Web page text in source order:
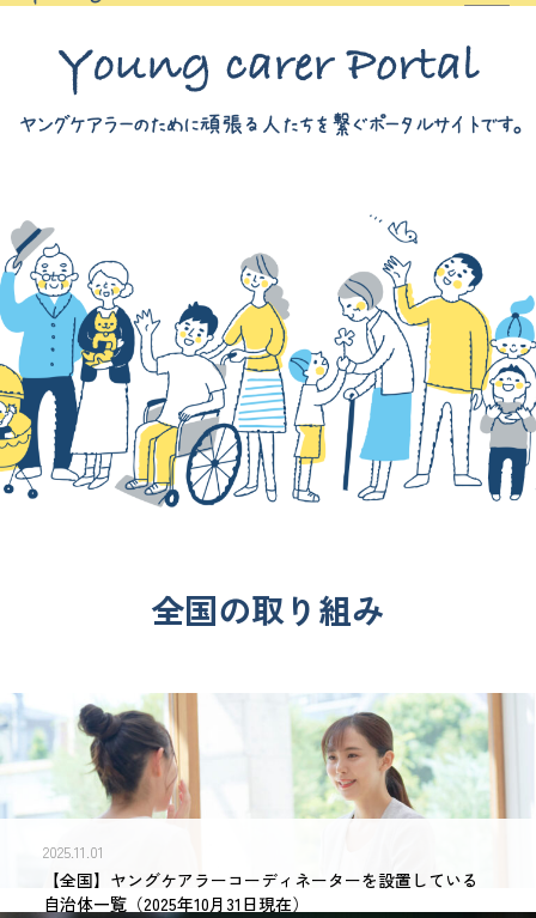
全国の取り組み
2025.11.01
【全国】ヤングケアラーコーディネーターを設置している
自治体一覧（2025年10月31日現在）